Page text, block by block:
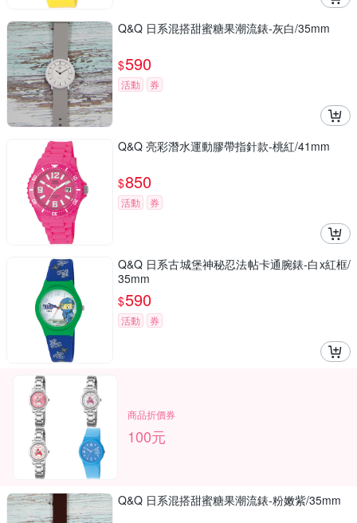
Q&Q 日系混搭甜蜜糖果潮流錶-灰白/35mm
$590
活動 券
Q&Q 亮彩潛水運動膠帶指針款-桃紅/41mm
$850
活動 券
Q&Q 日系古城堡神秘忍法帖卡通腕錶-白x紅框/
35mm
$590
活動 券
商品折價券
100元
Q&Q 日系混搭甜蜜糖果潮流錶-粉嫩紫/35mm